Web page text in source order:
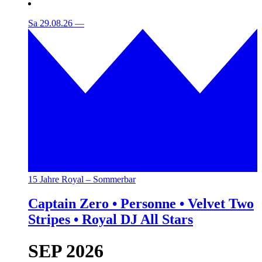
Sa 29.08.26 —
15 Jahre Royal – Sommerbar
Captain Zero • Personne • Velvet Two
Stripes • Royal DJ All Stars
SEP 2026